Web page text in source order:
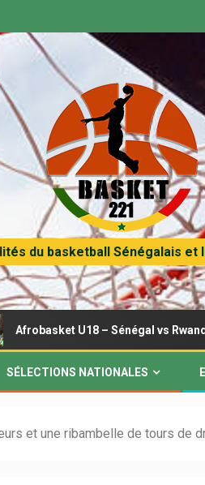
du basketball Sénégalais et
U18 – Sénégal vs Rwanda | Direct
SÉLECTIONS NATIONALES
et une ribambelle de tours de